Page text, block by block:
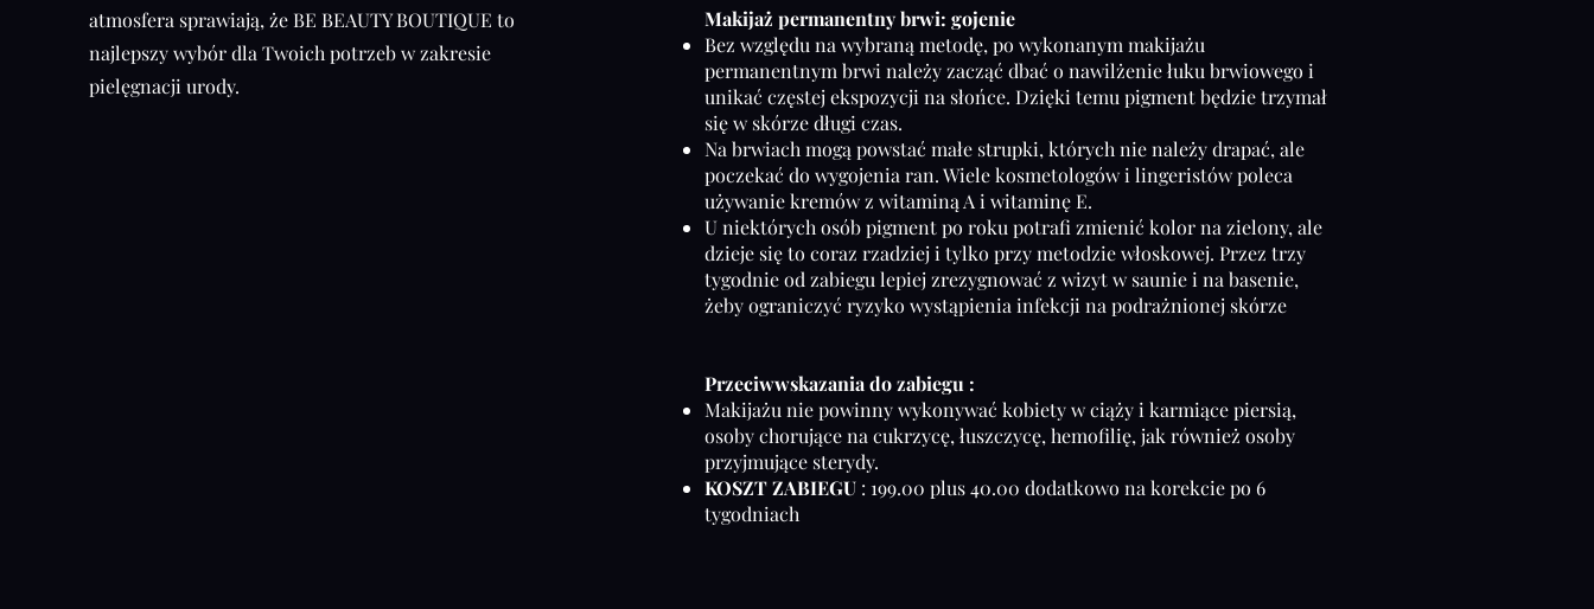
atmosfera sprawiają, że BE BEAUTY BOUTIQUE to
najlepszy wybór dla Twoich potrzeb w zakresie
pielęgnacji urody.
Makijaż permanentny brwi: gojenie
Bez względu na wybraną metodę, po wykonanym makijażu
permanentnym brwi należy zacząć dbać o nawilżenie łuku brwiowego i
unikać częstej ekspozycji na słońce. Dzięki temu pigment będzie trzymał
się w skórze długi czas.
Na brwiach mogą powstać małe strupki, których nie należy drapać, ale
poczekać do wygojenia ran. Wiele kosmetologów i lingeristów poleca
używanie kremów z witaminą A i witaminę E.
U niektórych osób pigment po roku potrafi zmienić kolor na zielony, ale
dzieje się to coraz rzadziej i tylko przy metodzie włoskowej. Przez trzy
tygodnie od zabiegu lepiej zrezygnować z wizyt w saunie i na basenie,
żeby ograniczyć ryzyko wystąpienia infekcji na podrażnionej skórze
Przeciwwskazania do zabiegu :
Makijażu nie powinny wykonywać kobiety w ciąży i karmiące piersią,
osoby chorujące na cukrzycę, łuszczycę, hemofilię, jak również osoby
przyjmujące sterydy.
KOSZT ZABIEGU : 199.00 plus 40.00 dodatkowo na korekcie po 6
tygodniach